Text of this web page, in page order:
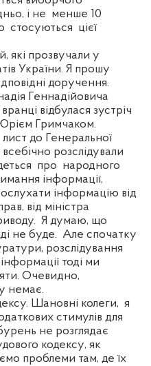
і не менше 10
стосуються цієї
які прозвучали у
України. Я прошу
доручення.
Геннадійовича
відбулася зустріч
Гримчаком.
лист до Генеральної
розслідували
про народного
інформації,
інформацію від
від міністра
Я думаю, що
не буде. Але спочатку
розслідування
інформації тоді ми
Очевидно,
немає.
Шановні колеги, я
стимулів для
не розглядає
кодексу, як
проблеми там, де їх